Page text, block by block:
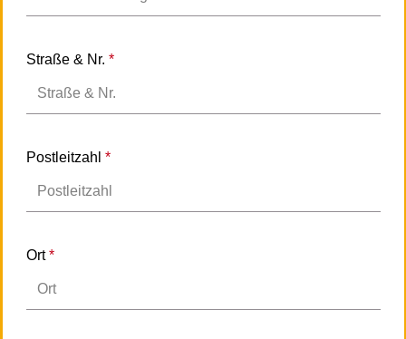
Straße & Nr. *
Postleitzahl *
Ort*